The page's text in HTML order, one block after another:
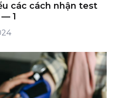
các cách nhận test
1